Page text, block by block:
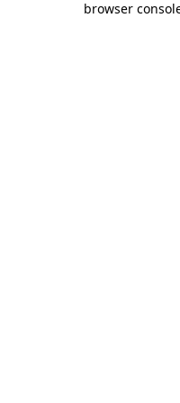
browser